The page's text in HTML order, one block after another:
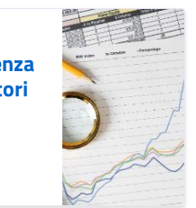
TERRITORIO RILEVATORI